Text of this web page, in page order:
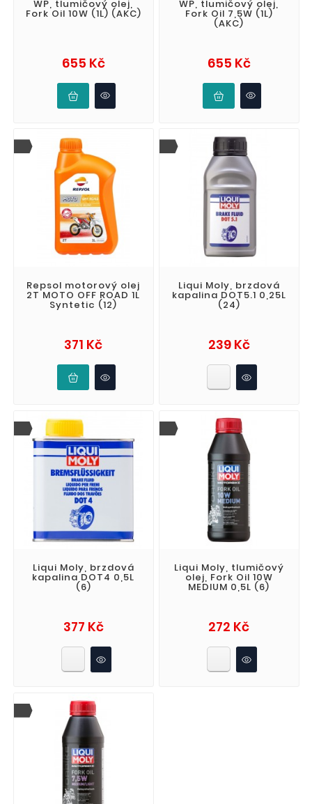
WP, tlumičový olej,
Fork Oil 10W (1L) (AKC)
655 KčCena
WP, tlumičový olej,
Fork Oil 7,5W (1L)
(AKC)
655 KčCena
Repsol motorový olej
2T MOTO OFF ROAD 1L
Syntetic (12)
371 KčCena
Liqui Moly, brzdová
kapalina DOT5.1 0,25L
(24)
239 KčCena
Liqui Moly, brzdová
kapalina DOT4 0,5L
(6)
377 KčCena
Liqui Moly, tlumičový
olej, Fork Oil 10W
MEDIUM 0,5L (6)
272 KčCena